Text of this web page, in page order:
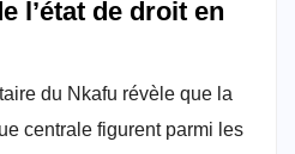
l’état de droit en
du Nkafu révèle que la
centrale figurent parmi les